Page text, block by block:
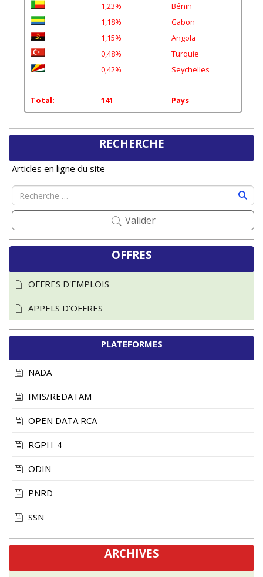
1,23%
Bénin
1,18%
Gabon
1,15%
Angola
0,48%
Turquie
0,42%
Seychelles
Total: 141 Pays
RECHERCHE
Articles en ligne du site
Valider
OFFRES
OFFRES D'EMPLOIS
APPELS D'OFFRES
PLATEFORMES
NADA
IMIS/REDATAM
OPEN DATA RCA
RGPH-4
ODIN
PNRD
SSN
ARCHIVES